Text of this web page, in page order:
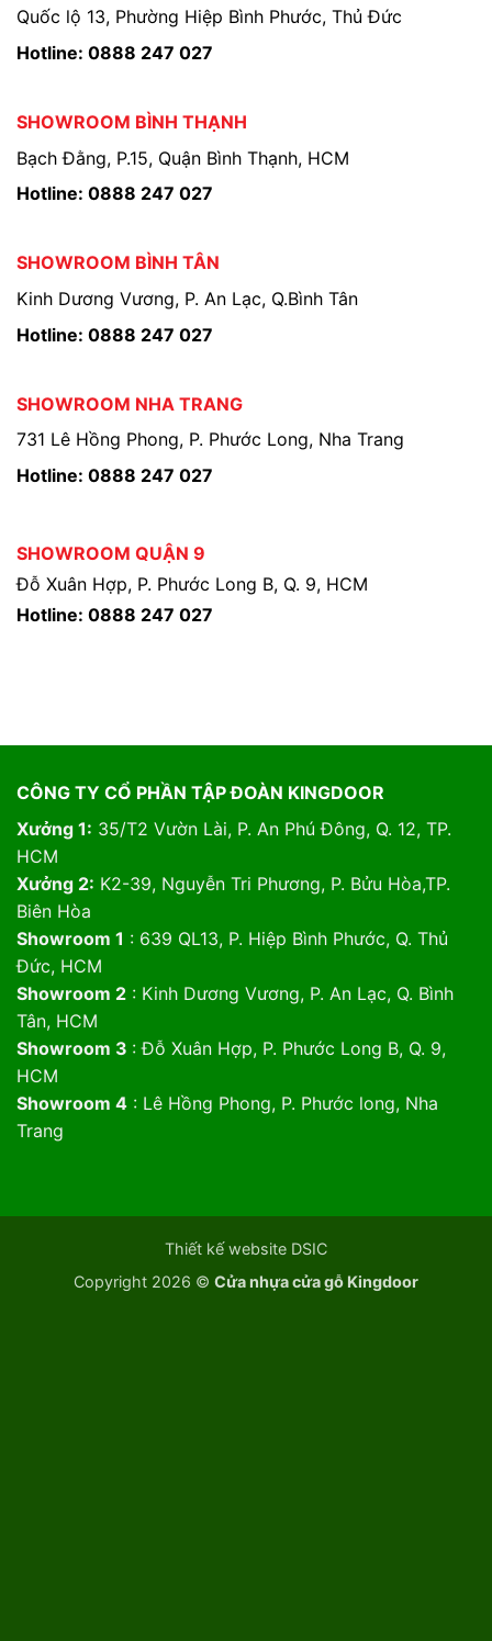
Quốc lộ 13, Phường Hiệp Bình Phước, Thủ Đức
Hotline: 0888 247 027
SHOWROOM BÌNH THẠNH
Bạch Đằng, P.15, Quận Bình Thạnh, HCM
Hotline: 0888 247 027
SHOWROOM BÌNH TÂN
Kinh Dương Vương, P. An Lạc, Q.Bình Tân
Hotline: 0888 247 027
SHOWROOM NHA TRANG
731 Lê Hồng Phong, P. Phước Long, Nha Trang
Hotline: 0888 247 027
SHOWROOM QUẬN 9
Đỗ Xuân Hợp, P. Phước Long B, Q. 9, HCM
Hotline: 0888 247 027
CÔNG TY CỔ PHẦN TẬP ĐOÀN KINGDOOR
Xưởng 1: 35/T2 Vườn Lài, P. An Phú Đông, Q. 12, TP.
HCM
Xưởng 2: K2-39, Nguyễn Tri Phương, P. Bửu Hòa,TP.
Biên Hòa
Showroom 1 : 639 QL13, P. Hiệp Bình Phước, Q. Thủ
Đức, HCM
Showroom 2: Kinh Dương Vương, P. An Lạc, Q. Bình
Tân, HCM
Showroom 3 : Đỗ Xuân Hợp, P. Phước Long B, Q. 9,
HCM
Showroom 4: Lê Hồng Phong, P. Phước long, Nha
Trang
Thiết kế website DSIC
Copyright 2026 © Cửa nhựa cửa gỗ Kingdoor